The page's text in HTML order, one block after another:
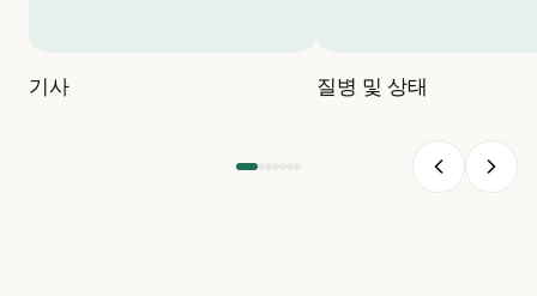
기사 질병 및 상태